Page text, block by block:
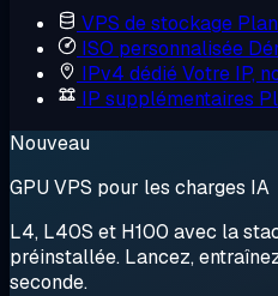
VPS de stockage
ISO personnalisée
IPv4 dédiéVotre IP,
IP supplémentaires
Nouveau
GPU VPS pour les charges IA
L4, L40S et H100 avec la
préinstallée. Lancez,
seconde.